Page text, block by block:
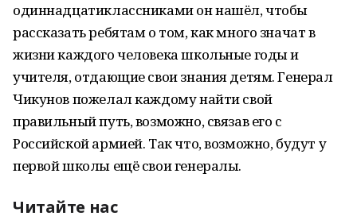
одиннадцатиклассниками он нашёл, чтобы
рассказать ребятам о том, как много значат в
жизни каждого человека школьные годы и
учителя, отдающие свои знания детям. Генерал
Чикунов пожелал каждому найти свой
правильный путь, возможно, связав его с
Российской армией. Так что, возможно, будут у
первой школы ещё свои генералы.
Читайте нас